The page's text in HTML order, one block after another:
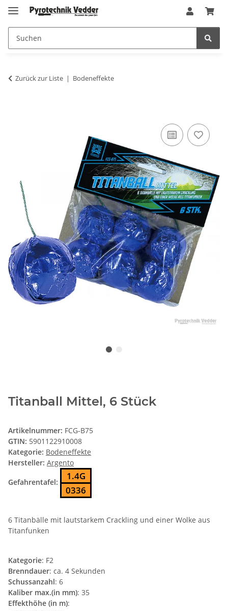
Zurück zur Liste Bodeneffekte
Titanball Mittel, 6 Stück
Artikelnummer: FCG-B75
GTIN: 5901122910008
Kategorie: Bodeneffekte
Hersteller: Argento
Gefahrentafel:
1.4G
0336
6 Titanbälle mit lautstarkem Crackling und einer Wolke aus
Titanfunken
Kategorie: F2
Brenndauer: ca. 4 Sekunden
Schussanzahl: 6
Kaliber max.(in mm): 35
Effekthöhe (in m):